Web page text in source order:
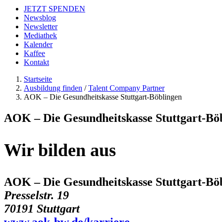
JETZT SPENDEN
Newsblog
Newsletter
Mediathek
Kalender
Kaffee
Kontakt
Startseite
Ausbildung finden /Talent Company Partner
AOK – Die Gesundheitskasse Stuttgart-Böblingen
AOK – Die Gesundheitskasse Stuttgart-
Wir bilden aus
AOK – Die Gesundheitskasse Stuttgart-
Presselstr. 19
70191 Stuttgart